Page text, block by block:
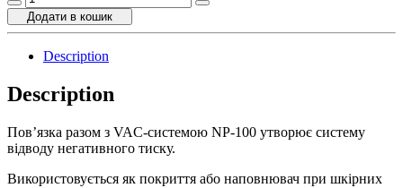
перев'язувальних
матеріалів
терапії
із
негативним
тиском
(180x125x33
мм)
quantity
Додати в кошик
Description
Description
Пов’язка разом з VAC-системою NP-100 утворює систему
відводу негативного тиску.
Використовується як покриття або наповнювач при шкірних